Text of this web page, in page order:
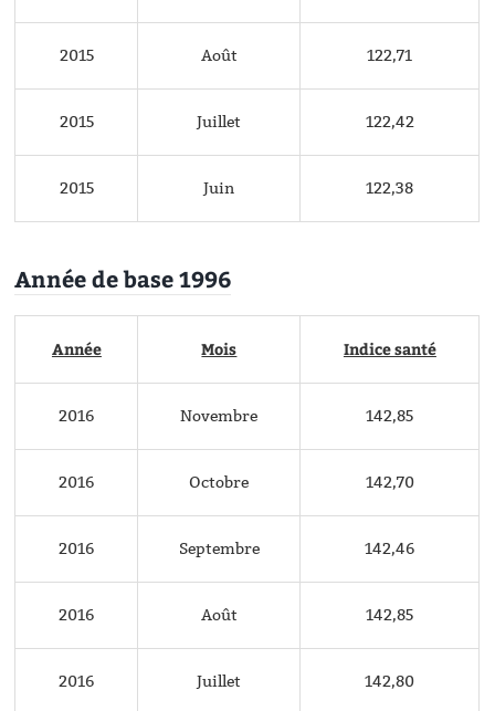
2015 Août 122,71
2015 Juillet 122,42
2015 Juin 122,38
Année de base 1996
Année Mois Indice santé
2016 Novembre 142,85
2016 Octobre 142,70
2016 Septembre 142,46
2016 Août 142,85
2016 Juillet 142,80